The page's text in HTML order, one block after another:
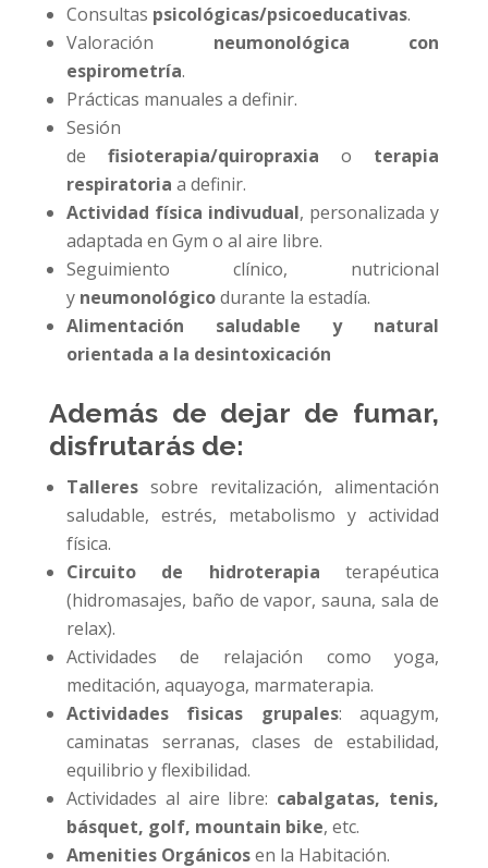
Consultas psicológicas/psicoeducativas.
Valoración
neumonológica con
espirometría.
Prácticas manuales a definir.
Sesión
de
fisioterapia/quiropraxia o
terapia
respiratoria a definir.
Actividad física indivudual, personalizada y
adaptada en Gym o al aire libre.
Seguimiento clínico, nutricional
y neumonológicodurante la estadía.
Alimentación saludable y natural
orientada a la desintoxicación
Además de dejar de fumar,
disfrutarás de:
Talleres sobre revitalización, alimentación
saludable, estrés, metabolismo y actividad
física.
Circuito de hidroterapia
terapéutica
(hidromasajes, baño de vapor, sauna, sala de
relax).
Actividades de relajación como yoga,
meditación, aquayoga, marmaterapia.
Actividades fìsicas grupales: aquagym,
caminatas serranas, clases de estabilidad,
equilibrio y flexibilidad.
Actividades al aire libre: cabalgatas, tenis,
básquet, golf, mountain bike, etc.
Amenities Orgánicosen la Habitación.